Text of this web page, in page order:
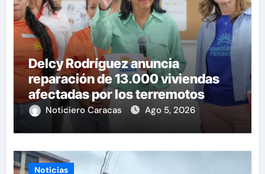
Delcy Rodríguez anuncia
reparación de 13.000 viviendas
afectadas por los terremotos
Noticiero Caracas Ago 5, 2026
Noticias